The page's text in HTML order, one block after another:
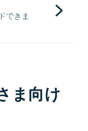
できま
ま向け